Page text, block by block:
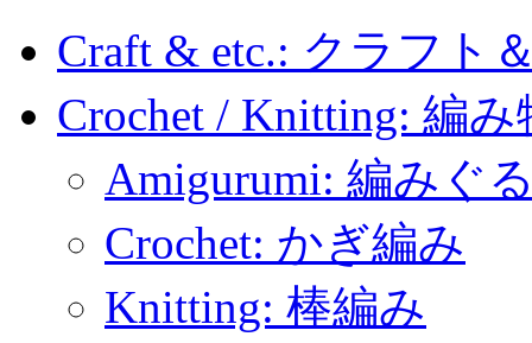
Craft & etc.: クラフト
Crochet / Knitting: 編み
Amigurumi: 編みぐ
Crochet: かぎ編み
Knitting: 棒編み